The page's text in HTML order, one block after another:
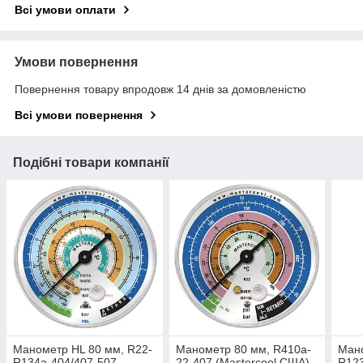
Всі умови оплати
Умови повернення
Повернення товару впродовж 14 днів за домовленістю
Всі умови повернення
Подібні товари компанії
Манометр HL 80 мм, R22-
Манометр 80 мм, R410a-